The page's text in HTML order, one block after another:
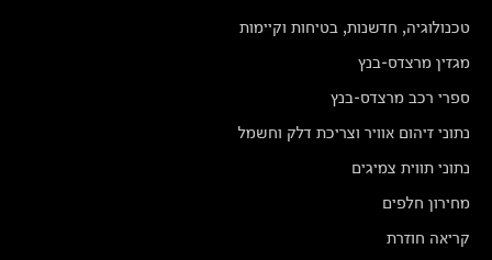
טכנולוגיה, חדשנות, בטיחות וקיימות
מגזין מרצדס-בנץ
ספרי רכב מרצדס-בנץ
נתוני זיהום אוויר וצריכת דלק וחשמל
נתוני תווית צמיגים
מחירון חלפים
קריאה חוזרת